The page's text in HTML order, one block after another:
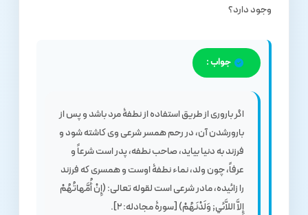
وجود دارد؟
جواب :
اگر باروری از طریق استفاده از نطفۀ مرد باشد و پس از
بارورشدن آن، در رحم همسر شرعی وی کاشته شود و
فرزند به دنیا بیاید، صاحب نطفه، پدر است شرعاً و
عرفاً، چون ولد، نماء نطفۀ اوست و همسری که فرزند
را زائیده، مادر شرعی است لقوله تعالی: (إِنْ أُمَّهاتُهُمْ
إِلاَّ اللاَّئي; وَلَدْنَهُمْ) [سورۀ مجادله: 2].